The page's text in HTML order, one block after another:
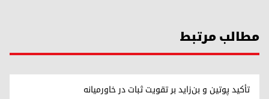
مطالب مرتبط
تأکید پوتین و بن‌زاید بر تقویت ثبات در خاورمیانه